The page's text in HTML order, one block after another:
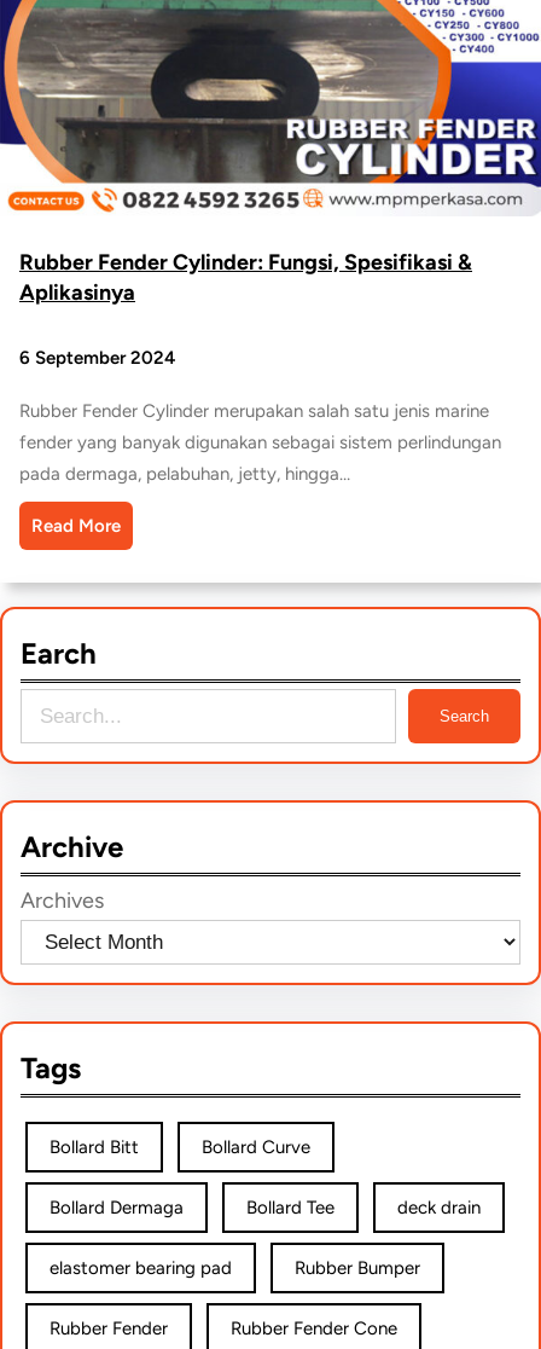
Rubber Fender Cylinder: Fungsi, Spesifikasi &
Aplikasinya
6 September 2024
Rubber Fender Cylinder merupakan salah satu jenis marine
fender yang banyak digunakan sebagai sistem perlindungan
pada dermaga, pelabuhan, jetty, hingga…
Read More
Earch
e
c
h
Search
Archive
Archives
Tags
Bollard Bitt Bollard Curve
Bollard Dermaga Bollard Tee deck drain
elastomer bearing pad Rubber Bumper
Rubber Fender Rubber Fender Cone